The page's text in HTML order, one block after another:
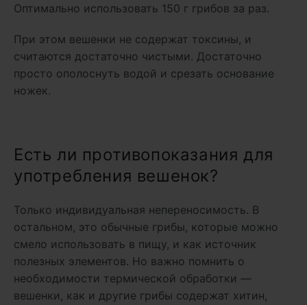
Оптимально использовать 150 г грибов за раз.
При этом вешенки не содержат токсины, и
считаются достаточно чистыми. Достаточно
просто ополоснуть водой и срезать основание
ножек.
Есть ли противопоказания для
употребления вешенок?
Только индивидуальная непереносимость. В
остальном, это обычные грибы, которые можно
смело использовать в пищу, и как источник
полезных элементов. Но важно помнить о
необходимости термической обработки —
вешенки, как и другие грибы содержат хитин,